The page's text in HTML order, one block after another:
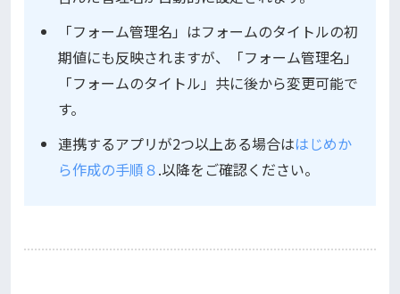
「フォーム管理名」はフォームのタイトルの初
期値にも反映されますが、「フォーム管理名」
「フォームのタイトル」共に後から変更可能で
す。
連携するアプリが2つ以上ある場合ははじめか
ら作成の手順８.以降をご確認ください。